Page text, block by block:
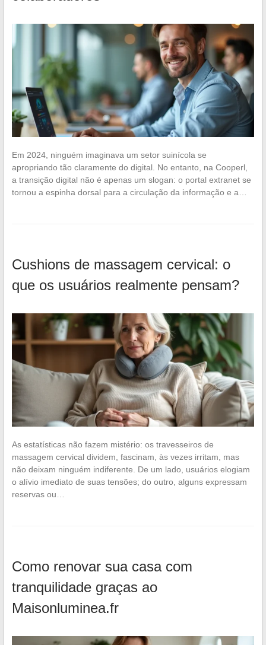
Em 2024, ninguém imaginava um setor suinícola se
apropriando tão claramente do digital. No entanto, na Cooperl,
a transição digital não é apenas um slogan: o portal extranet se
tornou a espinha dorsal para a circulação da informação e a…
Cushions de massagem cervical: o
que os usuários realmente pensam?
As estatísticas não fazem mistério: os travesseiros de
massagem cervical dividem, fascinam, às vezes irritam, mas
não deixam ninguém indiferente. De um lado, usuários elogiam
o alívio imediato de suas tensões; do outro, alguns expressam
reservas ou…
Como renovar sua casa com
tranquilidade graças ao
Maisonluminea.fr